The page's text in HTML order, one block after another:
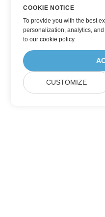
COOKIE NOTICE
To provide you with the best
personalization, analytics,
toour cookie policy.
CUSTOMIZE